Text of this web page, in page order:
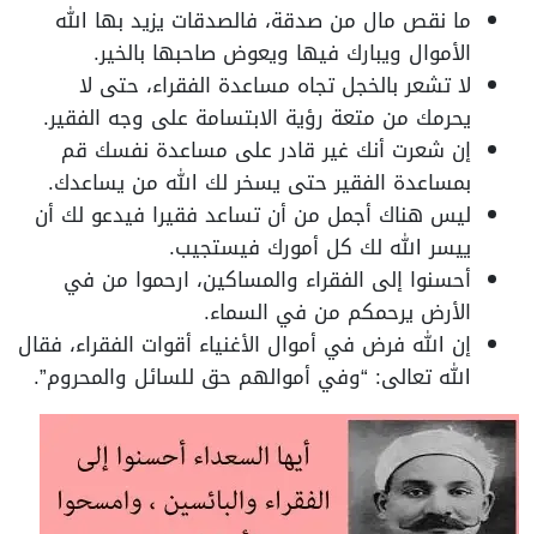
ما نقص مال من صدقة، فالصدقات يزيد بها الله
الأموال ويبارك فيها ويعوض صاحبها بالخير.
لا تشعر بالخجل تجاه مساعدة الفقراء، حتى لا
يحرمك من متعة رؤية الابتسامة على وجه الفقير.
إن شعرت أنك غير قادر على مساعدة نفسك قم
بمساعدة الفقير حتى يسخر لك الله من يساعدك.
ليس هناك أجمل من أن تساعد فقيرا فيدعو لك أن
ييسر الله لك كل أمورك فيستجيب.
أحسنوا إلى الفقراء والمساكين، ارحموا من في
الأرض يرحمكم من في السماء.
إن الله فرض في أموال الأغنياء أقوات الفقراء، فقال
الله تعالى: “وفي أموالهم حق للسائل والمحروم”.